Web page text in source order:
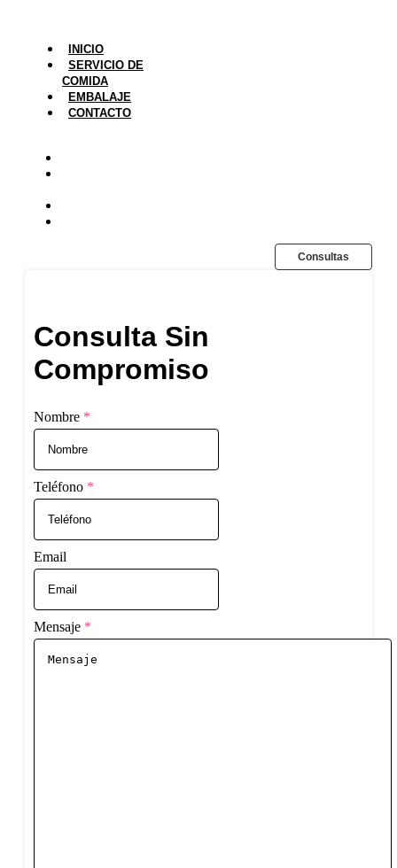
INICIO
SERVICIO DE
COMIDA
EMBALAJE
CONTACTO
Consultas
Consulta Sin
Compromiso
Nombre *
Teléfono *
Email
Mensaje *